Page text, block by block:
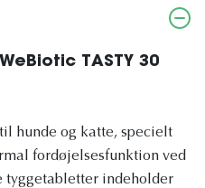
TASTY 30
hunde og katte, specielt
fordøjelsesfunktion ved
tyggetabletter indeholder